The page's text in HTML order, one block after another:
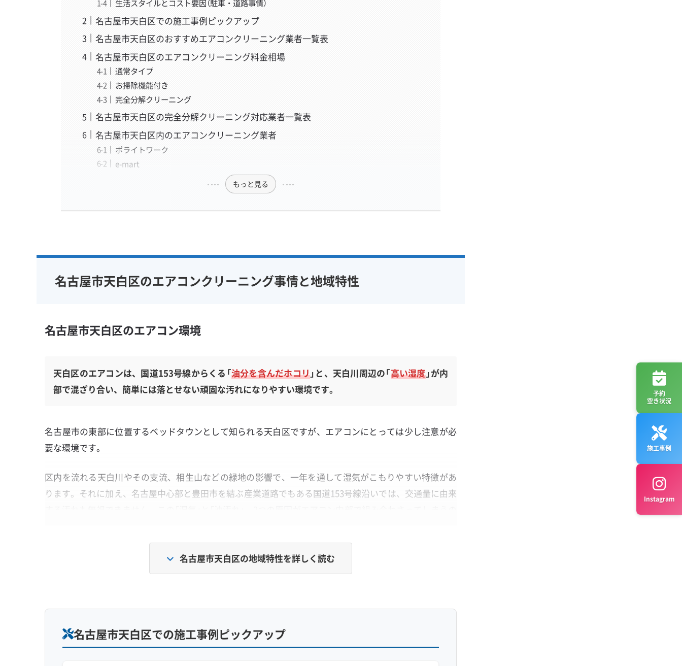
生活スタイルとコスト要因（駐車・道路事情）
名古屋市天白区での施工事例ピックアップ
名古屋市天白区のおすすめエアコンクリーニング業者一覧表
名古屋市天白区のエアコンクリーニング料金相場
通常タイプ
お掃除機能付き
完全分解クリーニング
名古屋市天白区の完全分解クリーニング対応業者一覧表
名古屋市天白区内のエアコンクリーニング業者
ポライトワーク
e-mart
もっと見る
名古屋市天白区のエアコンクリーニング事情と地域特性
名古屋市天白区のエアコン環境
天白区のエアコンは、国道153号線からくる「油分を含んだホコリ」と、天白川周辺の「高い湿度」が内
部で混ざり合い、簡単には落とせない頑固な汚れになりやすい環境です。
名古屋市の東部に位置するベッドタウンとして知られる天白区ですが、エアコンにとっては少し注意が必
要な環境です。
区内を流れる天白川やその支流、相生山などの緑地の影響で、一年を通して湿気がこもりやすい特徴があ
ります。それに加え、名古屋中心部と豊田市を結ぶ産業道路でもある国道153号線沿いでは、交通量に由来
なぜ落ちにくい？ 国道153号線の油汚れと天白川の湿気が作る汚れ
国道153号線を通る車の排気ガスに含まれる油分が、天白川周辺の湿気とエアコン内部で混ざり合いま
す。これが水を弾くベタベタした汚れに変わり、表面的な掃除では落とせなくなります。
名古屋市天白区の地域特性を詳しく読む
名古屋市天白区での施工事例ピックアップ
予約
空き状況
施工事例
Instagram